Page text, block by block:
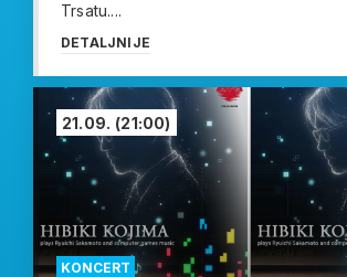
Trsatu....
DETALJNIJE
KONCERT
21.09. (21:00)